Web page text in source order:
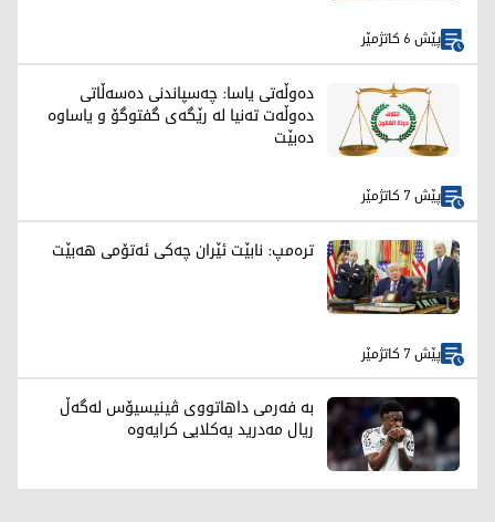
پێش 6 کاتژمێر
دەوڵەتی یاسا: چەسپاندنی دەسەڵاتی
دەوڵەت تەنیا لە رێگەی گفتوگۆ و یاساوە
دەبێت
پێش 7 کاتژمێر
ترەمپ: نابێت ئێران چەکی ئەتۆمی هەبێت
پێش 7 کاتژمێر
بە فەرمی داهاتووی ڤینیسیۆس لەگەڵ
ریال مەدرید یەکلایی کرایەوە